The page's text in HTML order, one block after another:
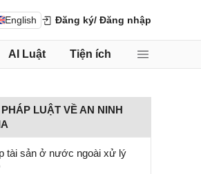
English Đăng ký/ Đăng nhập
AI Luật Tiện ích
LUẬT VỀ AN NINH
tài sản ở nước ngoài xử lý